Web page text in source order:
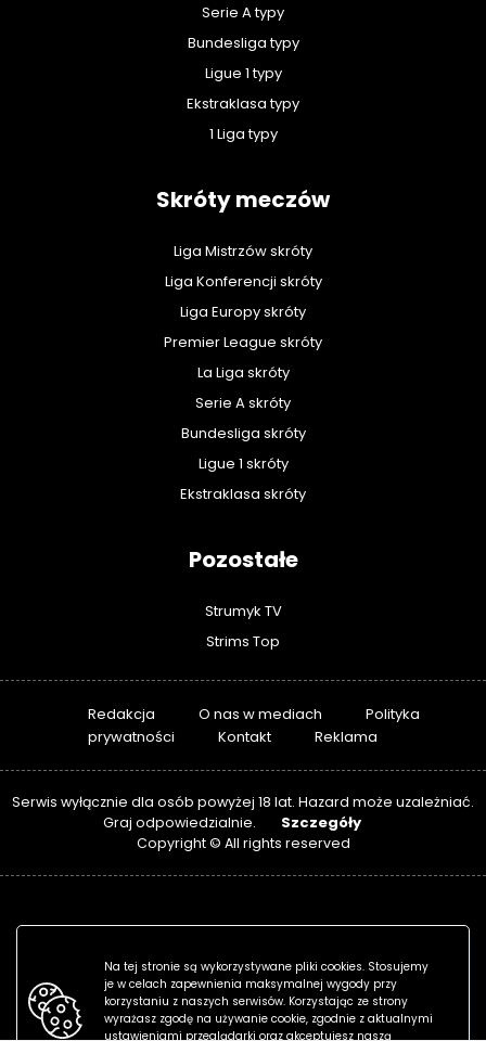
Serie A typy
Bundesliga typy
Ligue 1 typy
Ekstraklasa typy
1 Liga typy
Skróty meczów
Liga Mistrzów skróty
Liga Konferencji skróty
Liga Europy skróty
Premier League skróty
La Liga skróty
Serie A skróty
Bundesliga skróty
Ligue 1 skróty
Ekstraklasa skróty
Pozostałe
Strumyk TV
Strims Top
Redakcja O nas w mediach
Polityka
prywatności
Kontakt Reklama
Serwis wyłącznie dla osób powyżej 18 lat. Hazard może uzależniać.
Graj odpowiedzialnie.
Szczegóły
Copyright © All rights reserved
Na tej stronie są wykorzystywane pliki cookies. Stosujemy
je w celach zapewnienia maksymalnej wygody przy
korzystaniu z naszych serwisów. Korzystając ze strony
wyrażasz zgodę na używanie cookie, zgodnie z aktualnymi
ustawieniami przeglądarki oraz akceptujesz naszą